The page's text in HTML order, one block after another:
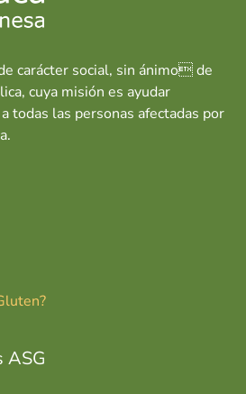
carácter social, sin ánimo de
cuya misión es ayudar
todas las personas afectadas por
ASG